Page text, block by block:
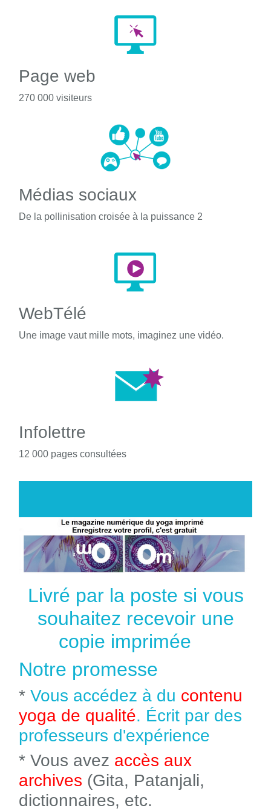
Page web
270 000 visiteurs
Médias sociaux
De la pollinisation croisée à la puissance 2
WebTélé
Une image vaut mille mots, imaginez une vidéo.
Infolettre
12 000 pages consultées
Livré par la poste si vous
souhaitez recevoir une
copie imprimée
Notre promesse
* Vous accédez à du contenu
yoga de qualité. Écrit par des
professeurs d'expérience
* Vous avez accès aux
archives (Gita, Patanjali,
dictionnaires, etc.